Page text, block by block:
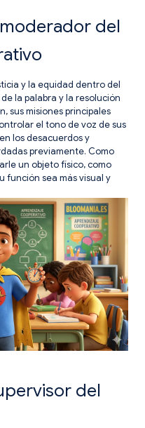
del
y la equidad dentro del
la palabra y la resolución
sus misiones principales
el tono de voz de sus
los desacuerdos y
previamente. Como
un objeto físico, como
función sea más visual y
del